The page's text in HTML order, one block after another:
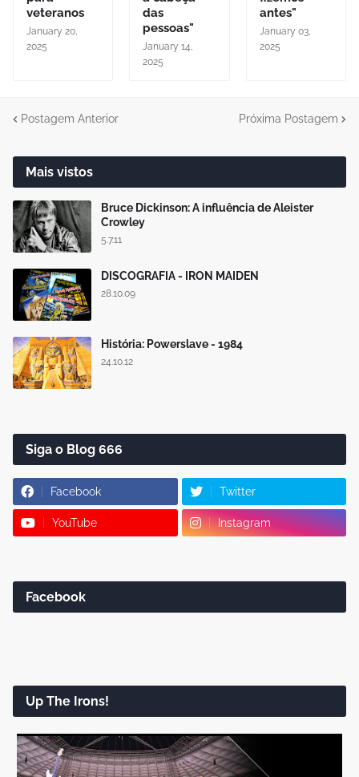
veteranos
January 20,
2025
das
pessoas"
January 14,
2025
antes"
January 03,
2025
Postagem Anterior Próxima Postagem
Mais vistos
Bruce Dickinson: A influência de Aleister
Crowley
5.7.11
DISCOGRAFIA - IRON MAIDEN
28.10.09
História: Powerslave - 1984
24.10.12
Siga o Blog 666
Facebook Twitter
YouTube Instagram
Facebook
Up The Irons!